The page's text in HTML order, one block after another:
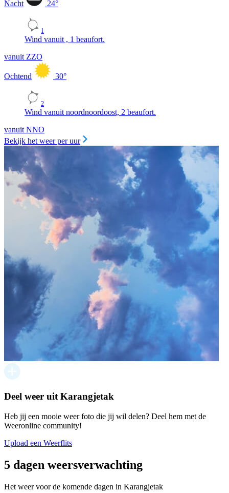
Nacht 24°
1
Wind vanuit , 1 beaufort.
vanuit ZZO
Ochtend 30°
2
Wind vanuit noordnoordoost, 2 beaufort.
vanuit NNO
Bekijk het weer per uur
Deel weer uit Karangjetak
Heb jij een mooie weer foto die jij wil delen? Deel hem met de
Weeronline community!
Upload een Weerflits
5 dagen weersverwachting
Het weer voor de komende dagen in Karangjetak